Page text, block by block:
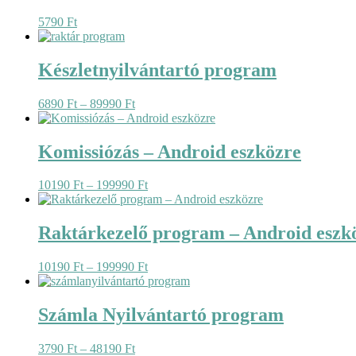
5790 Ft
Készletnyilvántartó program
6890 Ft – 89990 FtÁrtartomány:
6890 Ft
89990 Ft
Komissiózás – Android eszközre
10190 Ft – 199990 FtÁrtartomány:
10190 Ft
199990 Ft
Raktárkezelő program – Android
10190 Ft – 199990 FtÁrtartomány:
10190 Ft
199990 Ft
Számla Nyilvántartó program
3790 Ft – 48190 FtÁrtartomány: